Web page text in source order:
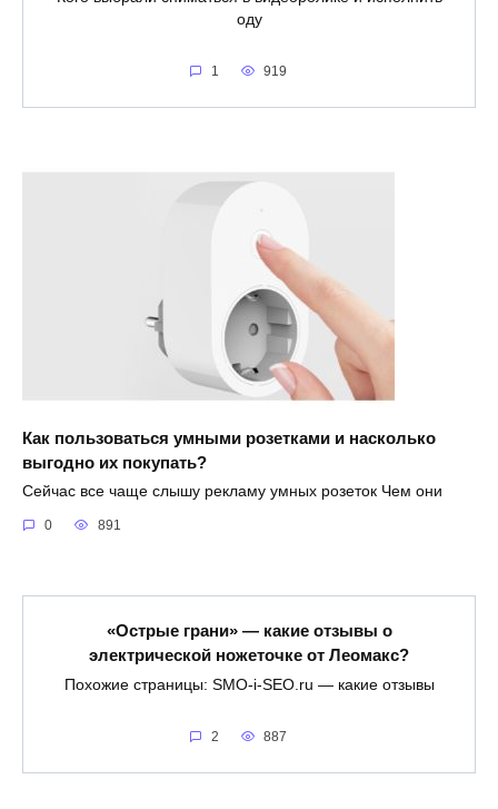
оду
1 919
Как пользоваться умными розетками и насколько
выгодно их покупать?
Сейчас все чаще слышу рекламу умных розеток Чем они
0 891
«Острые грани» — какие отзывы о
электрической ножеточке от Леомакс?
Похожие страницы: SMO-i-SEO.ru — какие отзывы
2 887